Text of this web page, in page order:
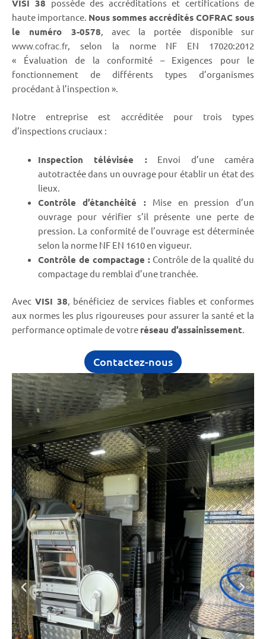
VISI 38 possède des accréditations et certifications de
haute importance. Nous sommes accrédités COFRAC sous
le numéro 3-0578, avec la portée disponible sur
www.cofrac.fr, selon la norme NF EN 17020:2012
« Évaluation de la conformité – Exigences pour le
fonctionnement de différents types d’organismes
procédant à l’inspection ».
Notre entreprise est accréditée pour trois types
d’inspections cruciaux :
Inspection télévisée :Envoi d’une caméra
autotractée dans un ouvrage pour établir un état des
lieux.
Contrôle d’étanchéité : Mise en pression d’un
ouvrage pour vérifier s’il présente une perte de
pression. La conformité de l’ouvrage est déterminée
selon la norme NF EN 1610 en vigueur.
Contrôle de compactage :Contrôle de la qualité du
compactage du remblai d’une tranchée.
Avec VISI 38 , bénéficiez de services fiables et conformes
aux normes les plus rigoureuses pour assurer la santé et la
performance optimale de votre réseau d’assainissement
Contactez-nous